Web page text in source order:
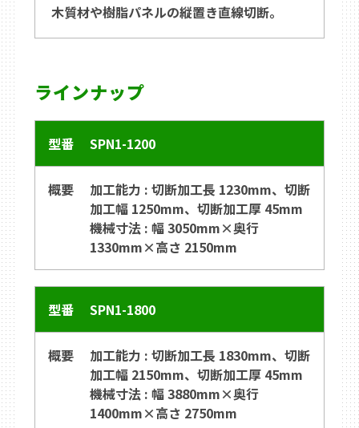
木質材や樹脂パネルの縦置き直線切断。
ラインナップ
SPN1-1200
加工能力 : 切断加工長 1230mm、切断
加工幅 1250mm、切断加工厚 45mm
機械寸法 : 幅 3050mm×奥行
1330mm×高さ 2150mm
SPN1-1800
加工能力 : 切断加工長 1830mm、切断
加工幅 2150mm、切断加工厚 45mm
機械寸法 : 幅 3880mm×奥行
1400mm×高さ 2750mm